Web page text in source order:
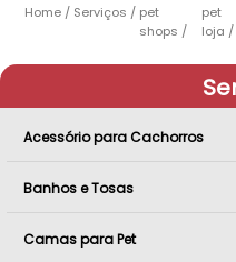
Home Serviços
pet
shops
pet
loja
Acessório para Cachorros
Banhos e Tosas
Camas para Pet